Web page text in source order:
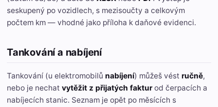
seskupený po vozidlech, s mezisoučty a celkovým
počtem km — vhodné jako příloha k daňové evidenci.
Tankování a nabíjení
Tankování (u elektromobilů nabíjení) můžeš vést ručně,
nebo je nechat vytěžit z přijatých faktur od čerpacích a
nabíjecích stanic. Seznam je opět po měsících s